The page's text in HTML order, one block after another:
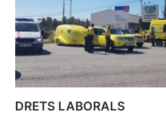
DRETS LABORALS